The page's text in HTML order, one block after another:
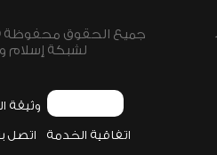
لشبكة إسلام
وثيقة
اتفاقية الخدمة اتصل